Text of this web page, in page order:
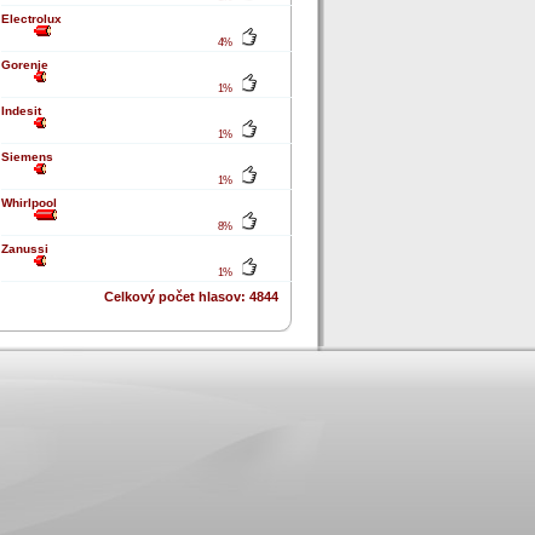
Electrolux
4%
Gorenje
1%
Indesit
1%
Siemens
1%
Whirlpool
8%
Zanussi
1%
Celkový počet hlasov: 4844